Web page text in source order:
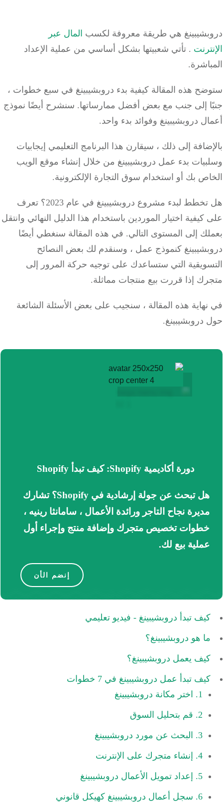
هي طريقة معروفة لكسبالمال عبر
.تأتي شعبيتها بشكل أساسي من عملية الإعداد
هذه المقالة كيفية بدء دروبشيبينغ في سبع خطوات ،
إلى جنب مع بعض أفضل ممارساتها.سنشرح أيضًا نموذج
دروبشيبينغ وفوائد بدء واحد.
إلى ذلك ، سيقارن هذا البرنامج التعليمي إيجابيات
بدء عمل دروبشيبينغ من خلال إنشاء موقع الويب
بك أو استخدام سوق التجارة الإلكترونية.
هل تخطط لبدء مشروع دروبشيبينغ في عام 2023؟ تعرف
كيفية اختيار الموردين باستخدام هذا الدليل النهائي وانتقل
إلى المستوى التالي. في هذه المقالة سنغطي أيضًا
كنموذج عمل ، وسنقدم لك بعض النصائح
التي ستساعدك على توجيه حركة المرور إلى
إذا قررت بيع منتجات مماثلة.
هذه المقالة ، سنجيب على بعض الأسئلة الشائعة
دروبشيبينغ.
دورة أكاديمية Shopify: كيف تبدأ Shopify
هل تبحث عن جولة إرشادية في Shopify؟
تشارك
مديرة نجاح التاجر ورائدة الأعمال ، سامانثا رينيه ،
خطوات تخصيص متجرك وإضافة منتج وإجراء أول
عملية بيع لك.
إنضم الأن
كيف تبدأ دروبشيبينغ - فيديو تعليمي
ما هو دروبشيبينغ؟
كيف يعمل دروبشيبينغ؟
كيف تبدأ عمل دروبشيبينغ في 7 خطوات
1. اختر مكانة دروبشيبينغ
2. قم بتحليل السوق
3. البحث عن مورد دروبشيبينغ
4. إنشاء متجرك على الإنترنت
5. إعداد تمويل الأعمال دروبشيبينغ
6. سجل أعمال دروبشيبينغ كهيكل قانوني